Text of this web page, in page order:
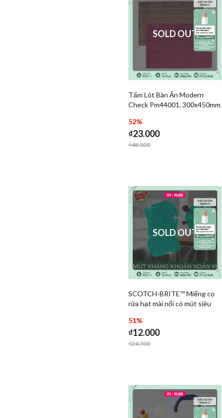
SOLD OUT
Add Tấm Lót Bàn Ăn
Add
Tấm Lót Bàn Ăn Modern
Check Pm44001, 300x450mm
52%
₫23.000
Price reduced from
₫48.000to
SOLD OUT
Add SCOTCH-
Add
SCOTCH-BRITE™ Miếng cọ
rửa hạt mài nổi có mút siêu
51%
₫12.000
Price reduced from
₫24.700to